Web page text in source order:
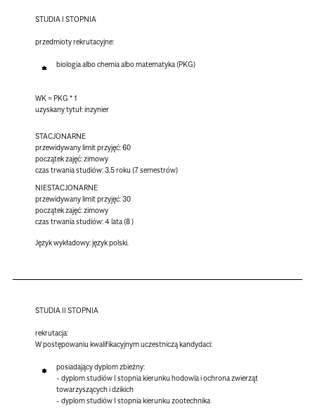
STUDIA I STOPNIA
przedmioty rekrutacyjne:
biologia albo chemia albo matematyka (PKG)
WK = PKG * 1
uzyskany tytuł: inzynier
STACJONARNE
przewidywany limit przyjęć: 60
początek zajęć: zimowy
czas trwania studiów: 3.5 roku (7 semestrów)
NIESTACJONARNE
przewidywany limit przyjęć: 30
początek zajęć: zimowy
czas trwania studiów: 4 lata (8 )
Język wykładowy:język polski.
STUDIA II STOPNIA
rekrutacja:
W postępowaniu kwalifikacyjnym uczestniczą kandydaci:
posiadający dyplom zbieżny:
- dyplom studiów I stopnia kierunku hodowla i ochrona zwierząt
towarzyszących i dzikich
- dyplom studiów I stopnia kierunku zootechnika